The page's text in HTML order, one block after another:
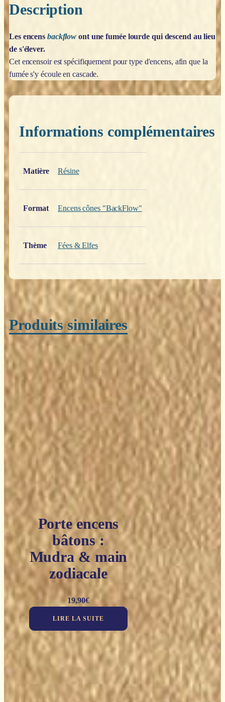
Description
Les encens backflow ont une fumée lourde qui descend au lieu
de s'élever.
Cet encensoir est spécifiquement pour type d'encens, afin que la
fumée s'y écoule en cascade.
Informations complémentaires
Matière
Résine
Format Encens cônes "BackFlow"
Thème Fées & Elfes
Produits similaires
Porte encens
bâtons :
Mudra & main
zodiacale
19,90€
LIRE LA SUITE